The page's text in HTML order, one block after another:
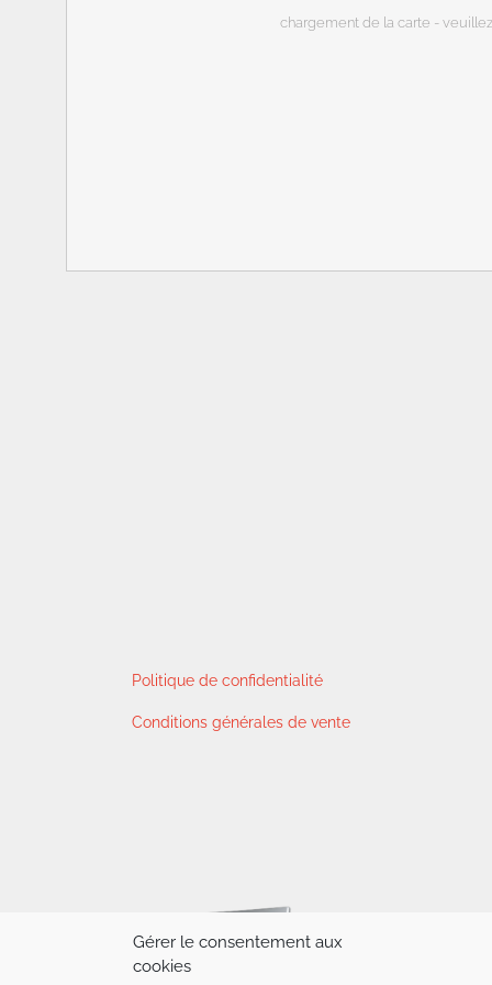
Gérer le consentement aux
cookies
chargement de la carte -
Politique de confidentialité
Conditions générales de vente